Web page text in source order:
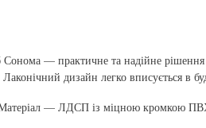
— практичне та надійне рішення
дизайн легко вписується в
— ЛДСП із міцною кромкою